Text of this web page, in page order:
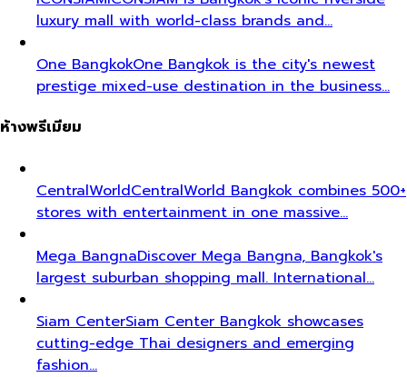
luxury mall with world-class brands and…
One BangkokOne Bangkok is the city's newest
prestige mixed-use destination in the business…
ห้างพรีเมียม
CentralWorldCentralWorld Bangkok combines 500+
stores with entertainment in one massive…
Mega BangnaDiscover Mega Bangna, Bangkok's
largest suburban shopping mall. International…
Siam CenterSiam Center Bangkok showcases
cutting-edge Thai designers and emerging
fashion…